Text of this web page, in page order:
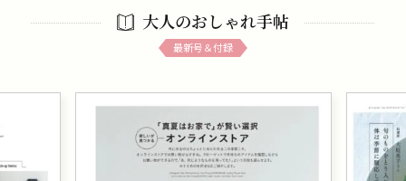
大人のおしゃれ手帖
最新号＆付録